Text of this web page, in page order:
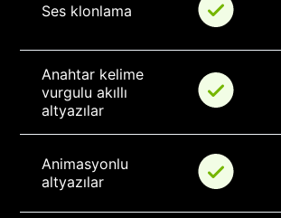
Ses klonlama
Anahtar kelime
vurgulu akıllı
altyazılar
Animasyonlu
altyazılar